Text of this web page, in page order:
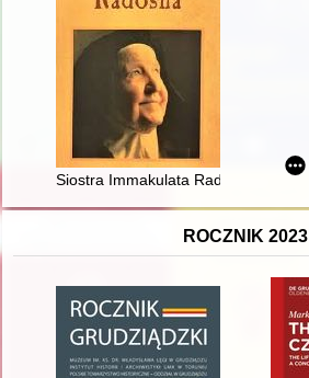
Siostra Immakulata Radosna
ROCZNIK 2023